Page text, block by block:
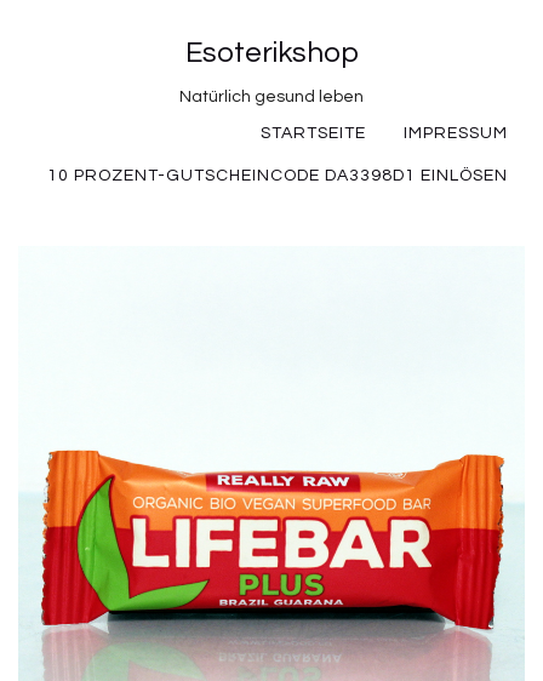
Esoterikshop
Natürlich gesund leben
STARTSEITE IMPRESSUM
10 PROZENT-GUTSCHEINCODE DA3398D1 EINLÖSEN